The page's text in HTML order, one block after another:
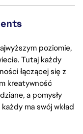
poziomie,
Tutaj każdy
łączącej się z
kreatywność
a pomysły
ma swój wkład